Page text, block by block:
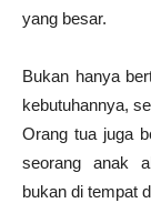
yang besar.
Bukan hanya
kebutuhannya,
Orang tua juga
seorang anak
bukan di tempat